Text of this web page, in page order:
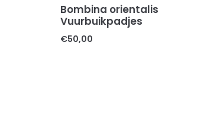
Bombina orientalis
Vuurbuikpadjes
€50,00